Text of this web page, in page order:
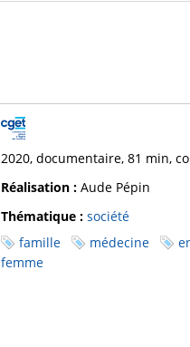
2020, documentaire, 81 min,
Réalisation : Aude Pépin
Thématique : société
famille
médecine
femme